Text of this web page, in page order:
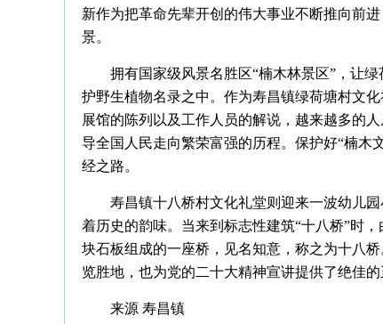
新作为把革命先辈开创的伟大事业不断推向前
景。
拥有国家级风景名胜区“楠木林景区”，让
护野生植物名录之中。作为寿昌镇绿荷塘村文
展馆的陈列以及工作人员的解说，越来越多的
导全国人民走向繁荣富强的历程。保护好“楠木
经之路。
寿昌镇十八桥村文化礼堂则迎来一波幼儿
着历史的韵味。当来到标志性建筑“十八桥”时
块石板组成的一座桥，见名知意，称之为十八
览胜地，也为党的二十大精神宣讲提供了绝佳的
来源 寿昌镇